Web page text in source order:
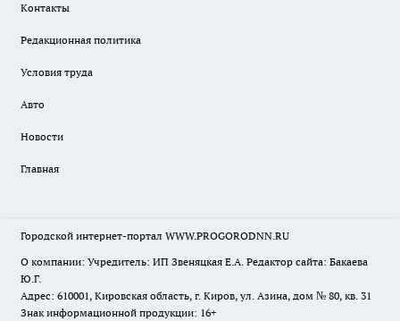
Контакты
Редакционная политика
Условия труда
Авто
Новости
Главная
Городской интернет-портал WWW.PROGORODNN.RU
О компании: Учредитель: ИП Звеняцкая Е.А. Редактор сайта: Бакаева
Ю.Г.
Адрес: 610001, Кировская область, г. Киров, ул. Азина, дом № 80, кв. 31
Знак информационной продукции: 16+